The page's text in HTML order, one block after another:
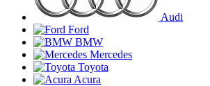
Audi
Ford
BMW
Mercedes
Toyota
Acura